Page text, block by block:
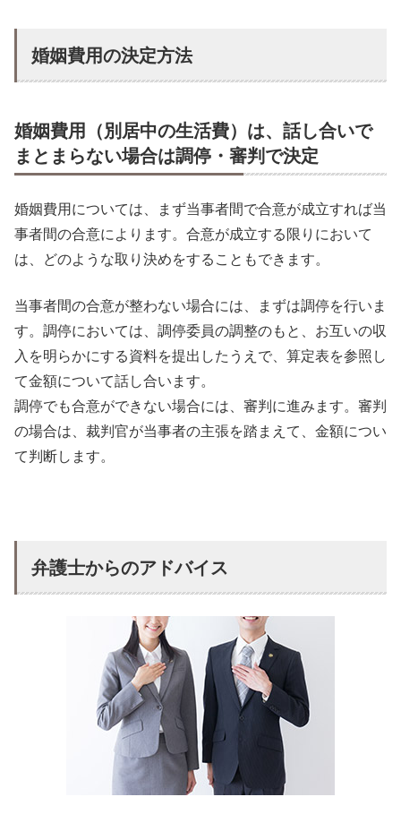
婚姻費用の決定方法
婚姻費用（別居中の生活費）は、話し合いで
まとまらない場合は調停・審判で決定
婚姻費用については、まず当事者間で合意が成立すれば当
事者間の合意によります。合意が成立する限りにおいて
は、どのような取り決めをすることもできます。
当事者間の合意が整わない場合には、まずは調停を行いま
す。調停においては、調停委員の調整のもと、お互いの収
入を明らかにする資料を提出したうえで、算定表を参照し
て金額について話し合います。
調停でも合意ができない場合には、審判に進みます。審判
の場合は、裁判官が当事者の主張を踏まえて、金額につい
て判断します。
弁護士からのアドバイス